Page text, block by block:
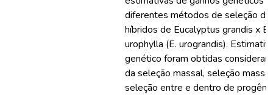
diferentes métodos de seleção
híbridos de Eucalyptus grandis x
urophylla (E. urograndis).
genético foram obtidas
da seleção massal, seleção
seleção entre e dentro de